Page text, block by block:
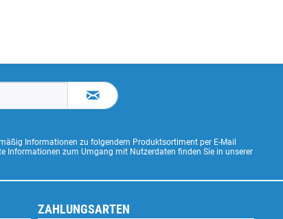
Informationen zu folgendem Produktsortiment per E-Mail
Informationen zum Umgang mit Nutzerdaten finden Sie in unserer
ZAHLUNGSARTEN